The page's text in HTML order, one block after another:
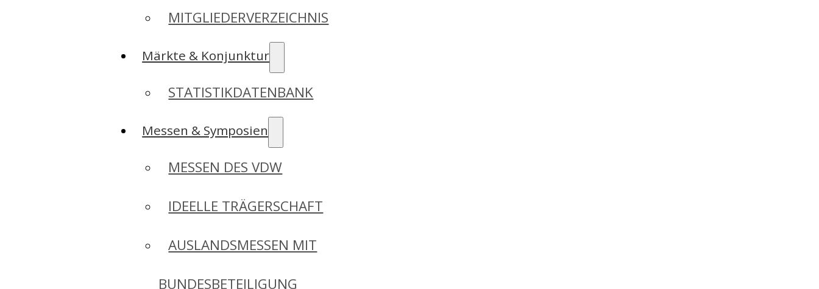
MITGLIEDERVERZEICHNIS
Märkte & Konjunktur
STATISTIKDATENBANK
Messen & Symposien
MESSEN DES VDW
IDEELLE TRÄGERSCHAFT
AUSLANDSMESSEN MIT
BUNDESBETEILIGUNG